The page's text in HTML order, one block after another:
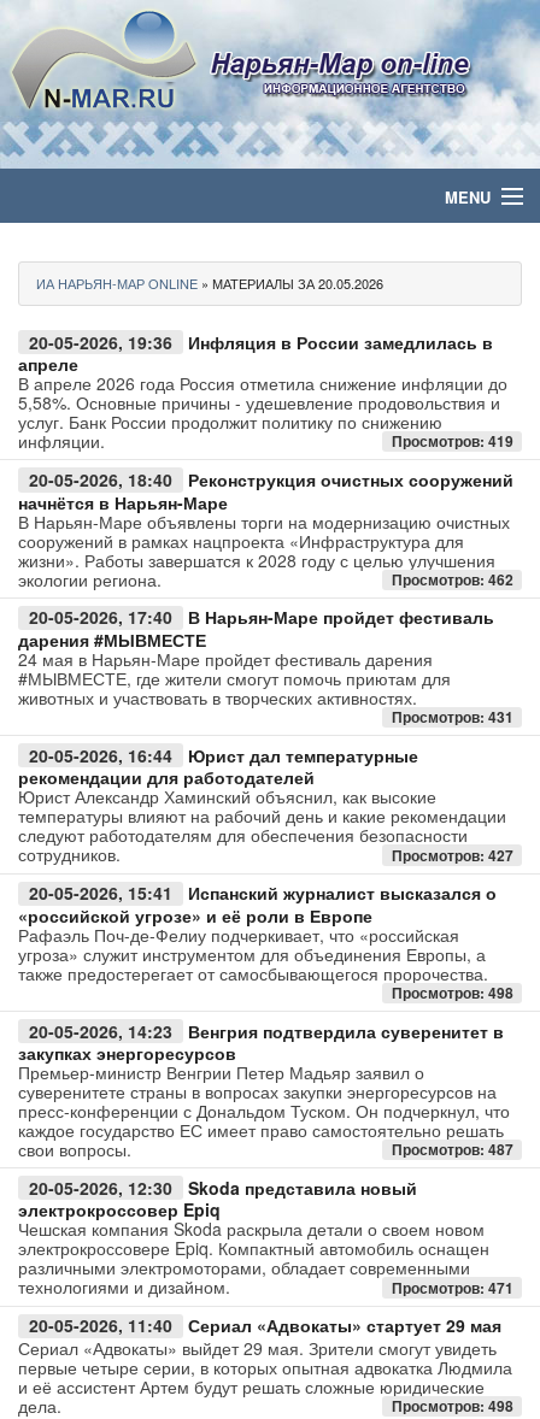
MENU
Политика
Бизнес
Общество
Культура
Медиа
Авто
Спорт
Контакты
ИА НАРЬЯН-МАР ONLINE » МАТЕРИАЛЫ ЗА 20.05.2026
20-05-2026, 19:36
Инфляция в России замедлилась в
апреле
В апреле 2026 года Россия отметила снижение инфляции до
5,58%. Основные причины - удешевление продовольствия и
услуг. Банк России продолжит политику по снижению
инфляции.
Просмотров: 419
20-05-2026, 18:40
Реконструкция очистных сооружений
начнётся в Нарьян-Маре
В Нарьян-Маре объявлены торги на модернизацию очистных
сооружений в рамках нацпроекта «Инфраструктура для
жизни». Работы завершатся к 2028 году с целью улучшения
экологии региона.
Просмотров: 462
20-05-2026, 17:40
В Нарьян-Маре пройдет фестиваль
дарения #МЫВМЕСТЕ
24 мая в Нарьян-Маре пройдет фестиваль дарения
#МЫВМЕСТЕ, где жители смогут помочь приютам для
животных и участвовать в творческих активностях.
Просмотров: 431
20-05-2026, 16:44
Юрист дал температурные
рекомендации для работодателей
Юрист Александр Хаминский объяснил, как высокие
температуры влияют на рабочий день и какие рекомендации
следуют работодателям для обеспечения безопасности
сотрудников.
Просмотров: 427
20-05-2026, 15:41
Испанский журналист высказался о
«российской угрозе» и её роли в Европе
Рафаэль Поч-де-Фелиу подчеркивает, что «российская
угроза» служит инструментом для объединения Европы, а
также предостерегает от самосбывающегося пророчества.
Просмотров: 498
20-05-2026, 14:23
Венгрия подтвердила суверенитет в
закупках энергоресурсов
Премьер-министр Венгрии Петер Мадьяр заявил о
суверенитете страны в вопросах закупки энергоресурсов на
пресс-конференции с Дональдом Туском. Он подчеркнул, что
каждое государство ЕС имеет право самостоятельно решать
свои вопросы.
Просмотров: 487
20-05-2026, 12:30
Skoda представила новый
электрокроссовер Epiq
Чешская компания Skoda раскрыла детали о своем новом
электрокроссовере Epiq. Компактный автомобиль оснащен
различными электромоторами, обладает современными
технологиями и дизайном.
Просмотров: 471
20-05-2026, 11:40
Сериал «Адвокаты» стартует 29 мая
Сериал «Адвокаты» выйдет 29 мая. Зрители смогут увидеть
первые четыре серии, в которых опытная адвокатка Людмила
и её ассистент Артем будут решать сложные юридические
дела.
Просмотров: 498